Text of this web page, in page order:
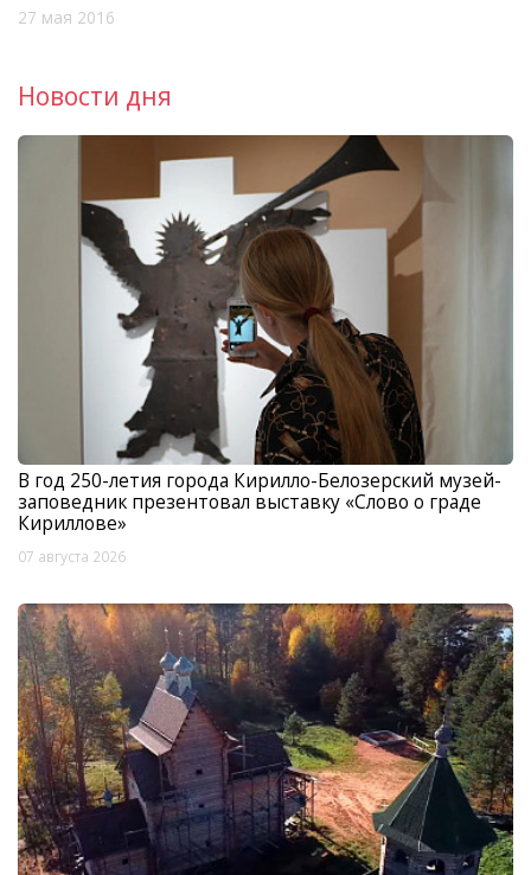
27 мая 2016
Новости дня
В год 250-летия города Кирилло-Белозерский музей-
заповедник презентовал выставку «Слово о граде
Кириллове»
07 августа 2026